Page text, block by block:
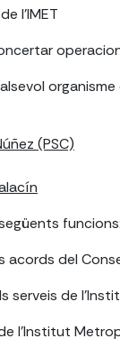
l'IMET
(PSC)
funcions:
acords del
serveis de
l'Institut